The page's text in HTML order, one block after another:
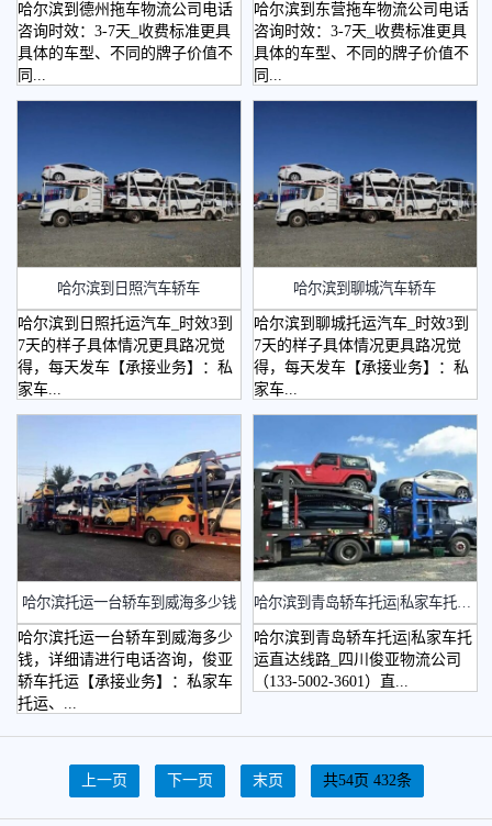
哈尔滨到德州拖车物流公司电话
咨询时效：3-7天_收费标准更具
具体的车型、不同的牌子价值不
同...
哈尔滨到东营拖车物流公司电话
咨询时效：3-7天_收费标准更具
具体的车型、不同的牌子价值不
同...
哈尔滨到日照汽车轿车
哈尔滨到日照托运汽车_时效3到
7天的样子具体情况更具路况觉
得，每天发车【承接业务】：私
家车...
哈尔滨到聊城汽车轿车
哈尔滨到聊城托运汽车_时效3到
7天的样子具体情况更具路况觉
得，每天发车【承接业务】：私
家车...
哈尔滨托运一台轿车到威海多少钱
哈尔滨托运一台轿车到威海多少
钱，详细请进行电话咨询，俊亚
轿车托运【承接业务】：私家车
托运、...
​哈尔滨到青岛轿车托运|私家车托运直达线路
哈尔滨到青岛轿车托运|私家车托
运直达线路_四川俊亚物流公司
（133-5002-3601）直...
上一页 下一页 末页 共54页 432条